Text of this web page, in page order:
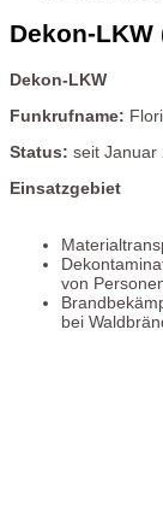
Dekon-LKW
Dekon-LKW
Funkrufname:
Status: seit Januar
Einsatzgebiet
von
bei